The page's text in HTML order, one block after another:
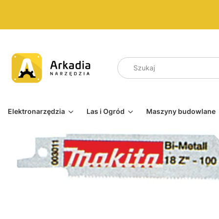
Elektronarzędzia Las i Ogród Maszyny budowlane